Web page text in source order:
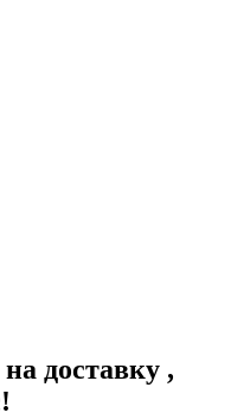
на доставку ,